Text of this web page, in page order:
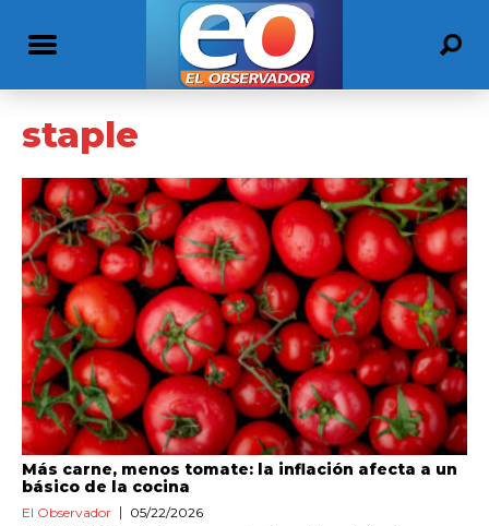
staple
Más carne, menos tomate: la inflación afecta a un
básico de la cocina
El Observador 05/22/2026